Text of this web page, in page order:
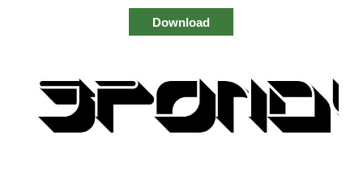
Download